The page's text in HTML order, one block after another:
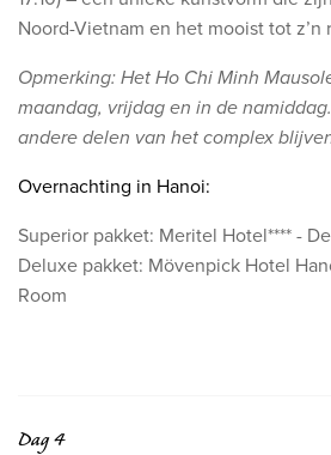
Noord-Vietnam en het mooist tot
Opmerking: Het Ho Chi Minh
maandag, vrijdag en in de
andere delen van het complex
Overnachting in Hanoi:
Superior pakket: Meritel Hotel**** -
Deluxe pakket: Mövenpick Hotel
Room
Dag 4